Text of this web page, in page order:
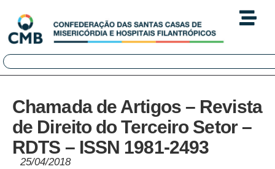
Chamada de Artigos – Revista
de Direito do Terceiro Setor –
RDTS – ISSN 1981-2493
25/04/2018